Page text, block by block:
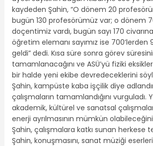
kaydeden Şahin, “O dönem 20
bugün 130 profesörümüz var; o dönem
doçentimiz vardı, bugün sayı 170
öğretim elemanı sayımız ise 700’lerden
geldi” dedi. Kısa süre sonra görev
tamamlanacağını ve ASÜ’yü fiziki
bir halde yeni ekibe devredeceklerini
Şahin, kampüste kaba işçilik diye
çalışmaların tamamlandığını vurguladı.
akademik, kültürel ve sanatsal
enerji ayrılmasının mümkün
Şahin, çalışmalara katkı sunan herkese
Şahin, konuşmasını, sanat müziği